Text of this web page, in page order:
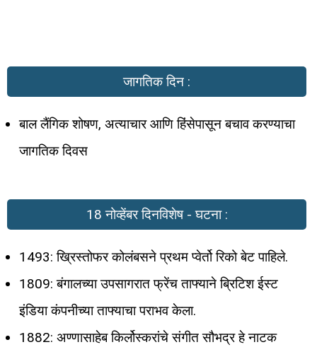
जागतिक दिन :
बाल लैंगिक शोषण, अत्याचार आणि हिंसेपासून बचाव करण्याचा
जागतिक दिवस
18 नोव्हेंबर दिनविशेष - घटना :
1493: ख्रिस्तोफर कोलंबसने प्रथम प्वेर्तो रिको बेट पाहिले.
1809: बंगालच्या उपसागरात फ्रेंच ताफ्याने ब्रिटिश ईस्ट
इंडिया कंपनीच्या ताफ्याचा पराभव केला.
1882: अण्णासाहेब किर्लोस्करांचे संगीत सौभद्र हे नाटक